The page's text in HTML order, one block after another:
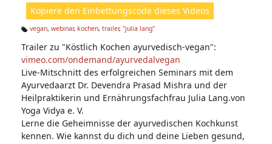
Kopiere den Einbettungscode dieses Videos
s:
vegan, webinar, kochen, trailer, "julia lang"
Trailer zu "Köstlich Kochen ayurvedisch-vegan":
vimeo.com/ondemand/ayurvedalvegan
Live-Mitschnitt des erfolgreichen Seminars mit dem
Ayurvedaarzt Dr. Devendra Prasad Mishra und der
Heilpraktikerin und Ernährungsfachfrau Julia Lang.von
Yoga Vidya e. V.
Lerne die Geheimnisse der ayurvedischen Kochkunst
kennen. Wie kannst du dich und deine Lieben gesund,